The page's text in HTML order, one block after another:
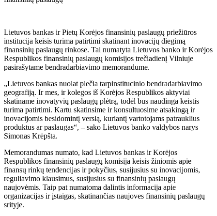
Lietuvos bankas ir Pietų Korėjos finansinių paslaugų priežiūros
institucija keisis turima patirtimi skatinant inovacijų diegimą
finansinių paslaugų rinkose. Tai numatyta Lietuvos banko ir Korėjos
Respublikos finansinių paslaugų komisijos trečiadienį Vilniuje
pasirašytame bendradarbiavimo memorandume.
„Lietuvos bankas nuolat plečia tarpinstitucinio bendradarbiavimo
geografiją. Ir mes, ir kolegos iš Korėjos Respublikos aktyviai
skatiname inovatyvių paslaugų plėtrą, todėl bus naudinga keistis
turima patirtimi. Kartu skatinsime ir konsultuosime atsakingą ir
inovacijomis besidomintį verslą, kuriantį vartotojams patrauklius
produktus ar paslaugas“, – sako Lietuvos banko valdybos narys
Simonas Krėpšta.
Memorandumas numato, kad Lietuvos bankas ir Korėjos
Respublikos finansinių paslaugų komisija keisis žiniomis apie
finansų rinkų tendencijas ir pokyčius, susijusius su inovacijomis,
reguliavimo klausimus, susijusius su finansinių paslaugų
naujovėmis. Taip pat numatoma dalintis informacija apie
organizacijas ir įstaigas, skatinančias naujoves finansinių paslaugų
srityje.